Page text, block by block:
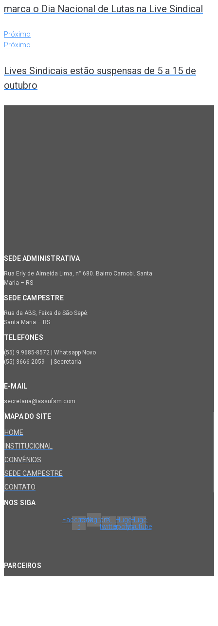
marca o Dia Nacional de Lutas na Live Sindical
Próximo
Próximo
Lives Sindicais estão suspensas de 5 a 15 de
outubro
SEDE ADMINISTRATIVA
Rua Erly de Almeida Lima, n° 680. Bairro Camobi. Santa
Maria – RS
SEDE CAMPESTRE
Rua da ABS, Faixa de São Sepé.
Santa Maria – RS
TELEFONES
(55) 9.9685-8572 | Whatsapp Novo
(55) 3666-2059 | Secretaria
E-MAIL
secretaria@assufsm.com
MAPA DO SITE
HOME
INSTITUCIONAL
CONVÊNIOS
SEDE CAMPESTRE
CONTATO
NOS SIGA
Facebook-
f
InstagramX-
twitter
Huge-
spotify
Huge-
youtube
PARCEIROS